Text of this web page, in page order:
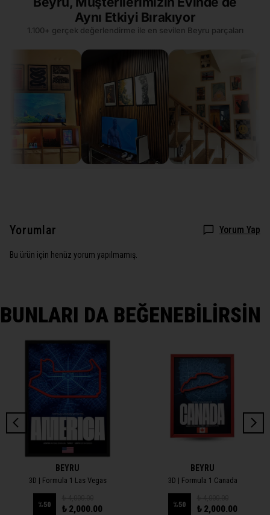
Aynı Etkiyi Bırakıyor
1.100+ gerçek değerlendirme ile en sevilen Beyru parçaları
Yorumlar Yorum Yap
Bu ürün için henüz yorum yapılmamış.
BUNLARI DA BEĞENEBİLİRSİN
BEYRU
3D | Formula 1 Las Vegas
%50 ₺ 2,000.00
BEYRU
3D | Formula 1 Canada
%50 ₺ 2,000.00